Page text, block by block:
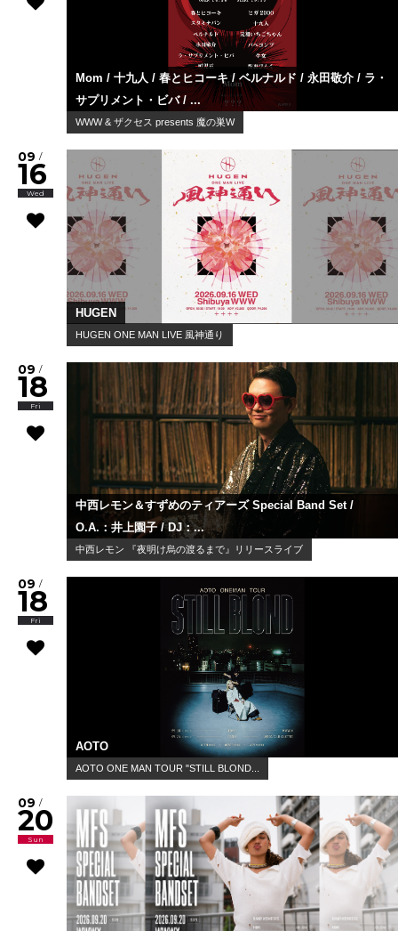
Mom / 十九人 / 春とヒコーキ / ベルナルド / 永田敬介 / ラ・
サプリメント・ビバ / ...
WWW & ザクセス presents 魔の巣W
09 /
16
Wed
HUGEN
HUGEN ONE MAN LIVE 風神通り
09 /
18
Fri
中西レモン＆すずめのティアーズ Special Band Set /
O.A.：井上園子 / DJ：...
中西レモン 『夜明け烏の渡るまで』リリースライブ
09 /
18
Fri
AOTO
AOTO ONE MAN TOUR "STILL BLOND...
09 /
20
Sun